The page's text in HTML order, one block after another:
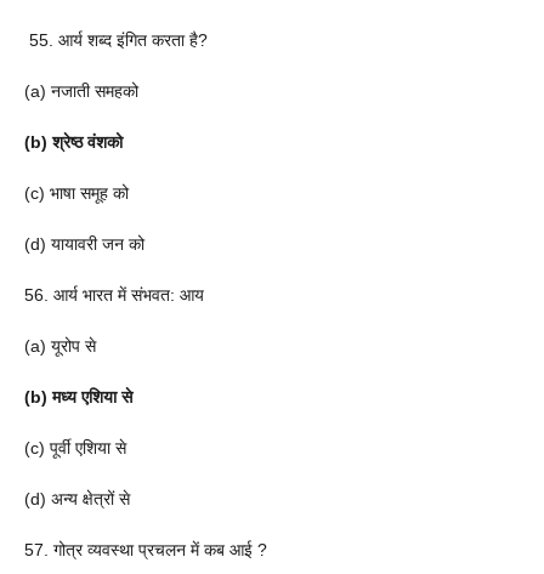
55. आर्य शब्द इंगित करता है?
(a) नजाती समहको
(b) श्रेष्ठ वंशको
(c) भाषा समूह को
(d) यायावरी जन को
56. आर्य भारत में संभवत: आय
(a) यूरोप से
(b) मध्य एशिया से
(c) पूर्वी एशिया से
(d) अन्य क्षेत्रों से
57. गोत्र व्यवस्था प्रचलन में कब आई ?